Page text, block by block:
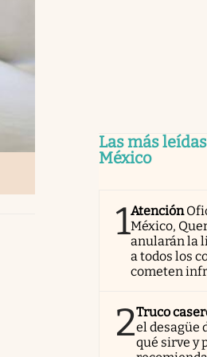
Las más
México
1Atención
México,
anularán la
a todos los
cometen
2Truco
el desagüe
qué sirve y